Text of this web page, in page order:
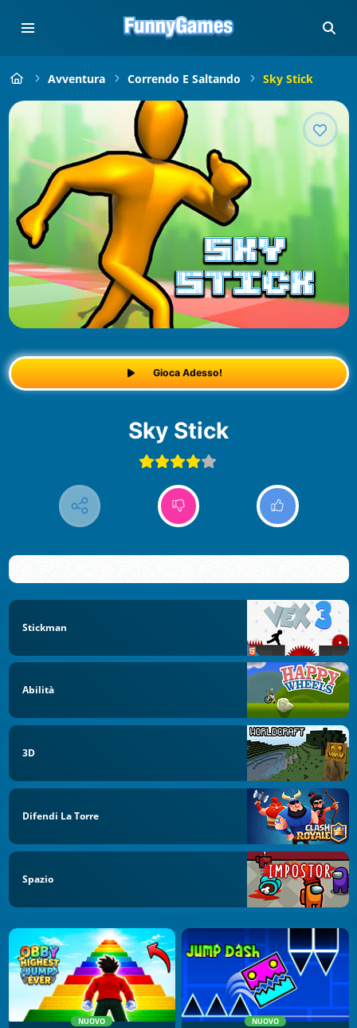
Avventura Correndo E Saltando Sky Stick
Gioca Adesso!
Sky Stick
Stickman
Abilità
3D
Difendi La Torre
Spazio
NUOVO NUOVO